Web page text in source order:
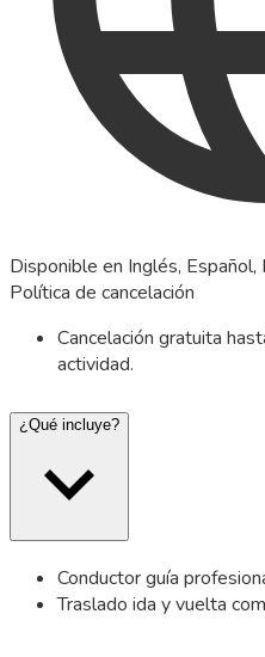
Disponible en Inglés, Español,
Política de cancelación
Cancelación gratuita
actividad.
¿Qué incluye?
Conductor guía
Traslado ida y vuelta